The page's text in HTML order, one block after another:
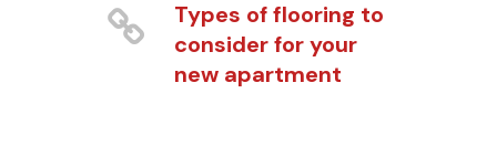
Types of flooring to
consider for your
new apartment